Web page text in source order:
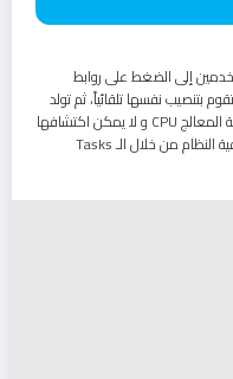
إلى الضغط على روابط
بتنصيب نفسها تلقائياً، ثم تولد
لدى المستخدم ثقل في التصفح، حيث تقوم بإصابة المعالج CPU و لا يمكن اكتشافها
إلا عن طريق تصفح التطبيقات التي تعمل في خلفية النظام من خلال الـ Tasks